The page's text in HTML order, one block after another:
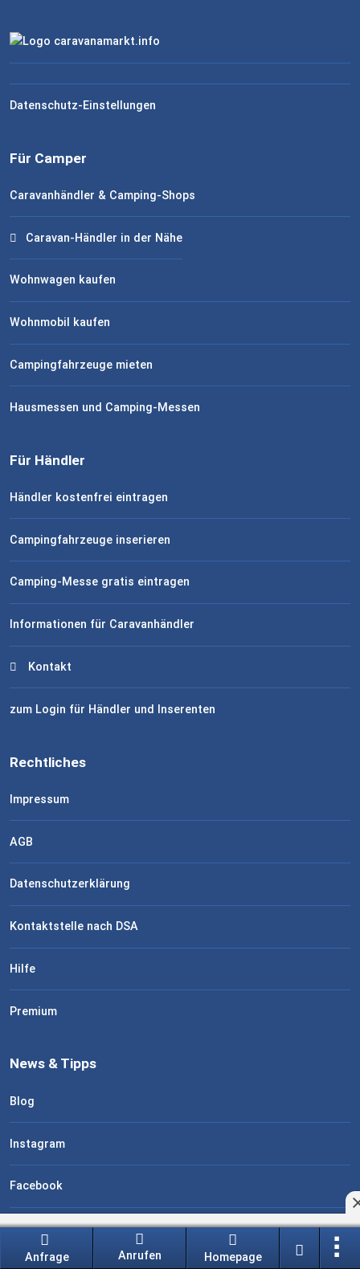
Anfrage Anrufen Homepage
Datenschutz-Einstellungen
Für Camper
Caravanhändler & Camping-Shops
Caravan-Händler in der Nähe
Wohnwagen kaufen
Wohnmobil kaufen
Campingfahrzeuge mieten
Hausmessen und Camping-Messen
Für Händler
Händler kostenfrei eintragen
Campingfahrzeuge inserieren
Camping-Messe gratis eintragen
Informationen für Caravanhändler
Kontakt
zum Login für Händler und Inserenten
Rechtliches
Impressum
AGB
Datenschutzerklärung
Kontaktstelle nach DSA
Hilfe
Premium
News & Tipps
Blog
Instagram
Facebook
stellplatz.info Newsletter